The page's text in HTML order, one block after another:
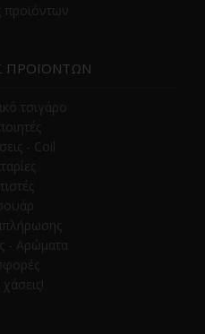
προϊόντων
ΠΡΟΪΟΝΤΩΝ
τσιγάρο
- Coil
- Αρώματα